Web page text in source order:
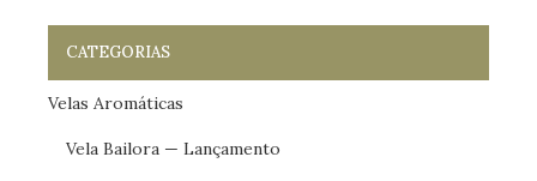
CATEGORIAS
Velas Aromáticas
Vela Bailora — Lançamento